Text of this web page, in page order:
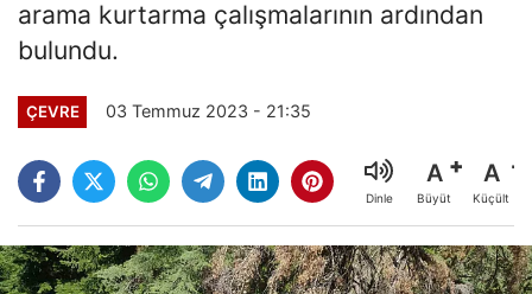
arama kurtarma çalışmalarının ardından
bulundu.
ÇEVRE 03 Temmuz 2023 - 21:35
Dinle
A
Büyüt
A
Küçült